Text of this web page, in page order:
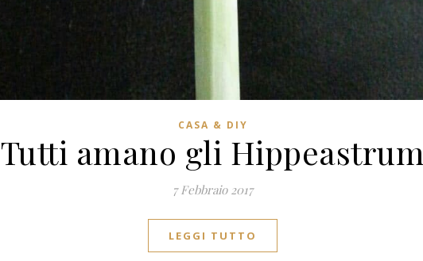
CASA & DIY
Tutti amano gli Hippeastrum
7 Febbraio 2017
LEGGI TUTTO